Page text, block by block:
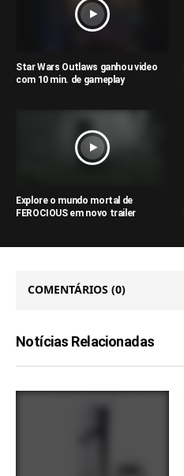
Star Wars Outlaws ganhou video
com 10 min. de gameplay
Explore o mundo mortal de
FEROCIOUS em novo trailer
COMENTÁRIOS (0)
Notícias Relacionadas